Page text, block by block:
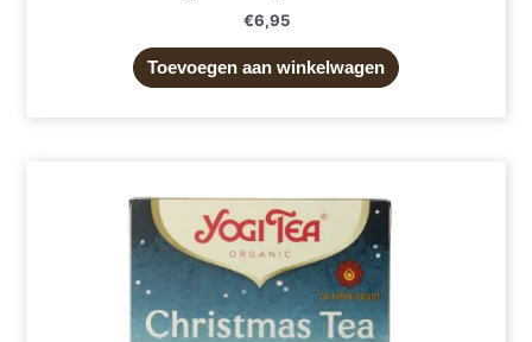
€6,95
Toevoegen aan winkelwagen